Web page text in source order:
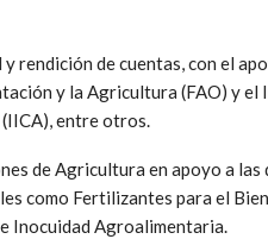
rendición de cuentas, con el
y la Agricultura (FAO) y
entre otros.
de Agricultura en apoyo a las
como Fertilizantes para el
Inocuidad Agroalimentaria.